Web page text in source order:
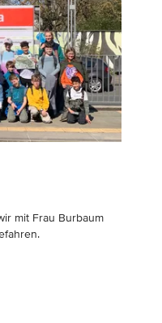
mit Frau Burbaum